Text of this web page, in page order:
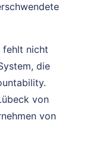
fehlt nicht
die
von
von